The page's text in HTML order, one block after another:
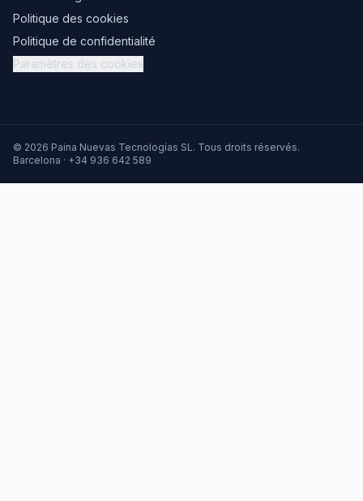
Politique des cookies
Politique de confidentialité
Paramètres des cookies
© 2026 Paina Nuevas Tecnologías SL. Tous droits réservés.
Barcelona · +34 936 642 589